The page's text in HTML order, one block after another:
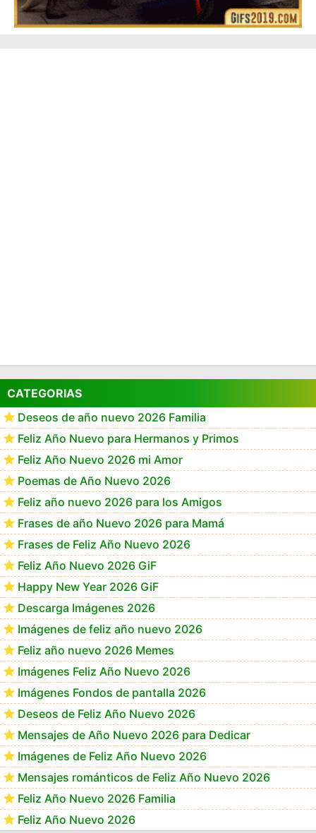
CATEGORIAS
Deseos de año nuevo 2026 Familia
Feliz Año Nuevo para Hermanos y Primos
Feliz Año Nuevo 2026 mi Amor
Poemas de Año Nuevo 2026
Feliz año nuevo 2026 para los Amigos
Frases de año Nuevo 2026 para Mamá
Frases de Feliz Año Nuevo 2026
Feliz Año Nuevo 2026 GiF
Happy New Year 2026 GiF
Descarga Imágenes 2026
Imágenes de feliz año nuevo 2026
Feliz año nuevo 2026 Memes
Imágenes Feliz Año Nuevo 2026
Imágenes Fondos de pantalla 2026
Deseos de Feliz Año Nuevo 2026
Mensajes de Año Nuevo 2026 para Dedicar
Imágenes de Feliz Año Nuevo 2026
Mensajes románticos de Feliz Año Nuevo 2026
Feliz Año Nuevo 2026 Familia
Feliz Año Nuevo 2026